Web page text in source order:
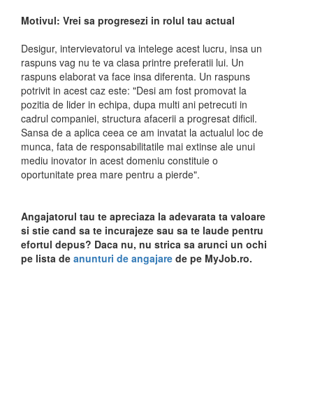
Motivul: Vrei sa progresezi in rolul tau actual
Desigur, intervievatorul va intelege acest lucru, insa un
raspuns vag nu te va clasa printre preferatii lui. Un
raspuns elaborat va face insa diferenta. Un raspuns
potrivit in acest caz este: "Desi am fost promovat la
pozitia de lider in echipa, dupa multi ani petrecuti in
cadrul companiei, structura afacerii a progresat dificil.
Sansa de a aplica ceea ce am invatat la actualul loc de
munca, fata de responsabilitatile mai extinse ale unui
mediu inovator in acest domeniu constituie o
oportunitate prea mare pentru a pierde".
Angajatorul tau te apreciaza la adevarata ta valoare
si stie cand sa te incurajeze sau sa te laude pentru
efortul depus? Daca nu, nu strica sa arunci un ochi
pe lista de anunturi de angajare de pe MyJob.ro.